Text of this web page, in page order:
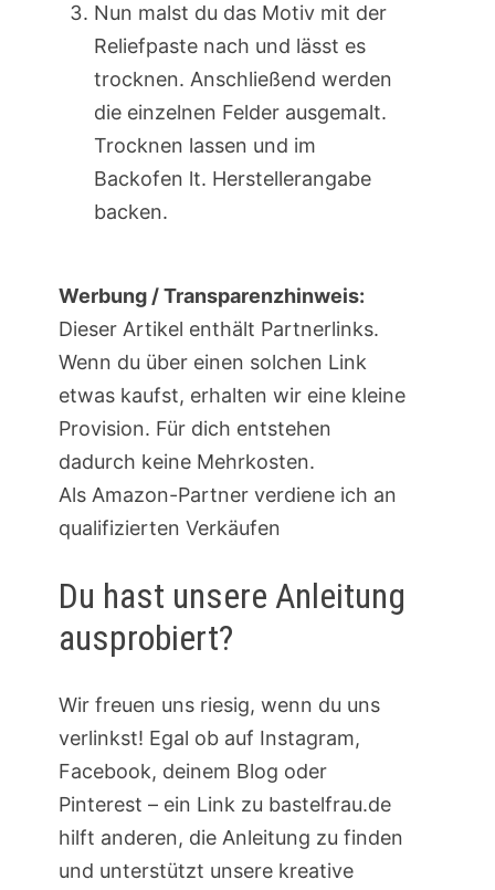
Nun malst du das Motiv mit der
Reliefpaste nach und lässt es
trocknen. Anschließend werden
die einzelnen Felder ausgemalt.
Trocknen lassen und im
Backofen lt. Herstellerangabe
backen.
Werbung / Transparenzhinweis:
Dieser Artikel enthält Partnerlinks.
Wenn du über einen solchen Link
etwas kaufst, erhalten wir eine kleine
Provision. Für dich entstehen
dadurch keine Mehrkosten.
Als Amazon-Partner verdiene ich an
qualifizierten Verkäufen
Du hast unsere Anleitung
ausprobiert?
Wir freuen uns riesig, wenn du uns
verlinkst! Egal ob auf Instagram,
Facebook, deinem Blog oder
Pinterest – ein Link zu bastelfrau.de
hilft anderen, die Anleitung zu finden
und unterstützt unsere kreative